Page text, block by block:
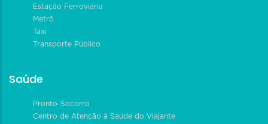
Estação Ferroviária
Metrô
Táxi
Transporte Público
Saúde
Pronto-Socorro
Centro de Atenção à Saúde do Viajante